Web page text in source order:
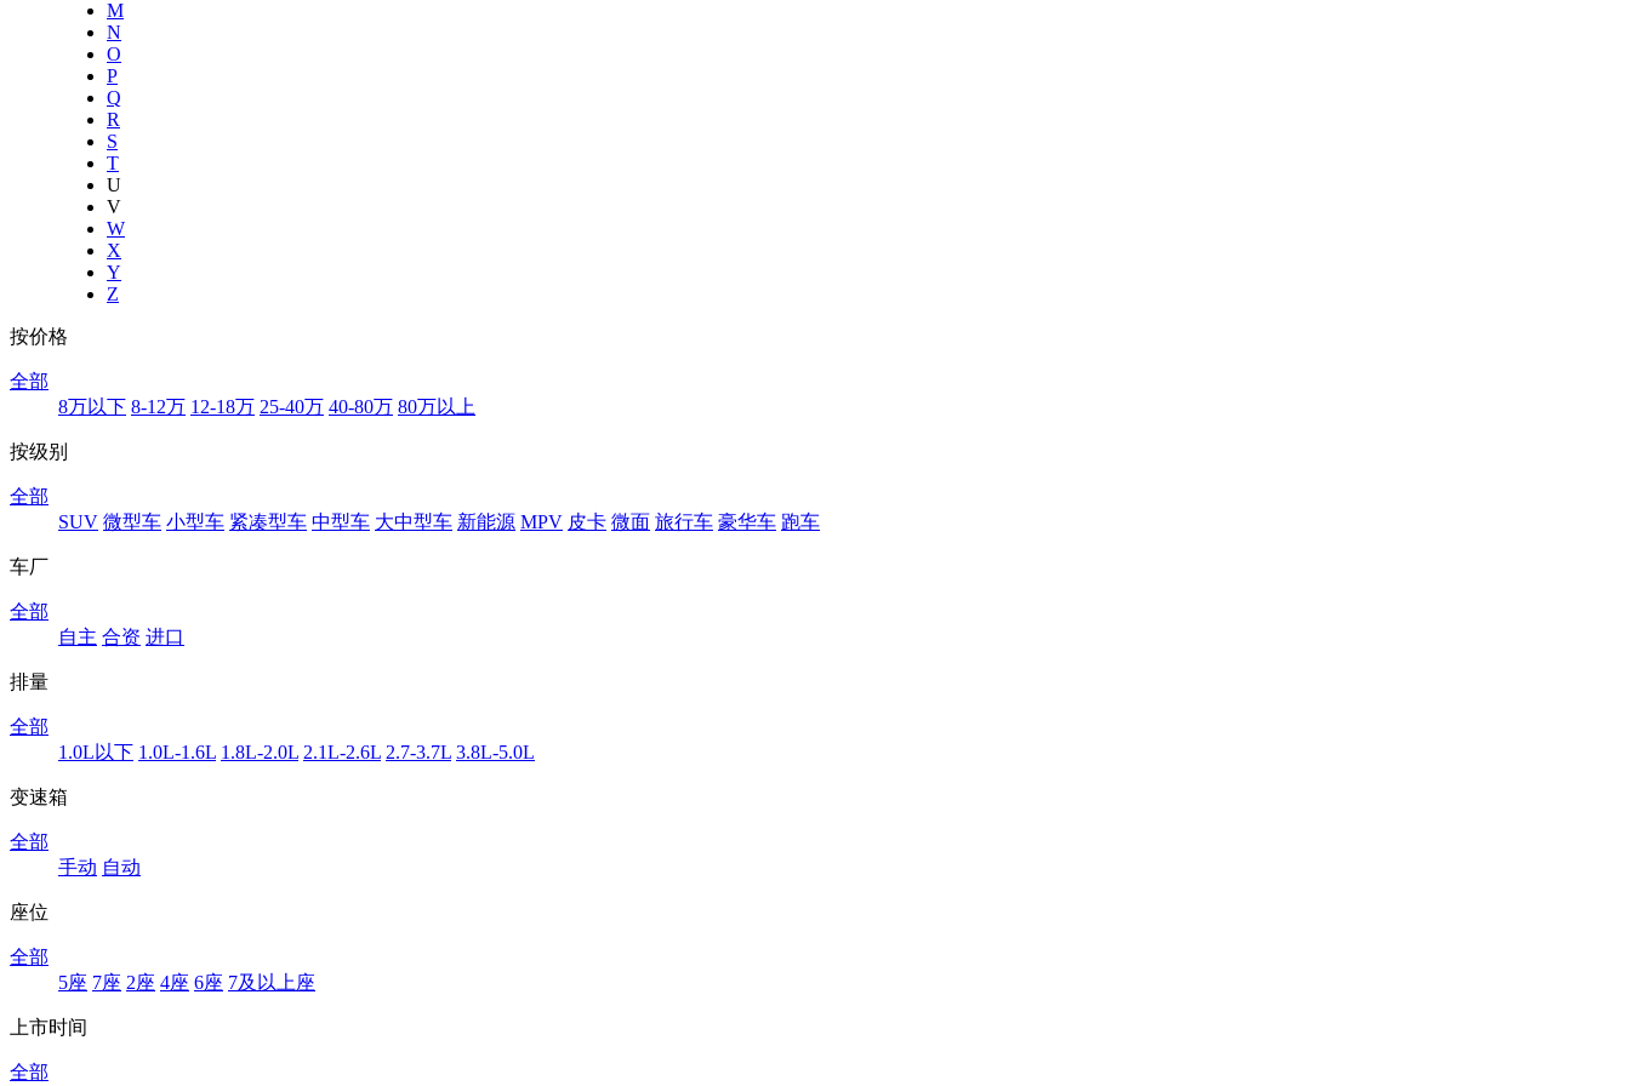
M
N
O
P
Q
R
S
T
U
V
W
X
Y
Z
按价格
全部
8万以下 8-12万 12-18万 25-40万 40-80万 80万以上
按级别
全部
SUV 微型车 小型车 紧凑型车 中型车 大中型车 新能源 MPV 皮卡 微面 旅行车 豪华车 跑车
车厂
全部
自主 合资 进口
排量
全部
1.0L以下 1.0L-1.6L 1.8L-2.0L 2.1L-2.6L 2.7-3.7L 3.8L-5.0L
变速箱
全部
手动 自动
座位
全部
5座 7座 2座 4座 6座 7及以上座
上市时间
全部